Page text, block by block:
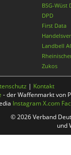
BSG-Wüst
DPD
First Data
Landbell
Zukos
| Kontakt
- der Waffenmarkt von
InstagramX.com
© 2026 Verband
und